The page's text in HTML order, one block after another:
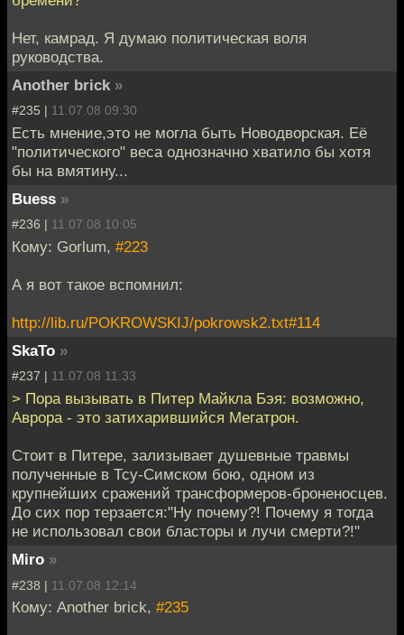
Нет, камрад. Я думаю политическая воля
руководства.
Another brick »
#235 | 11.07.08 09:30
Есть мнение,это не могла быть Новодворская. Её
"политического" веса однозначно хватило бы хотя
бы на вмятину...
Buess »
#236 | 11.07.08 10:05
Кому: Gorlum, #223
А я вот такое вспомнил:
http://lib.ru/POKROWSKIJ/pokrowsk2.txt#114
SkaTo »
#237 | 11.07.08 11:33
> Пора вызывать в Питер Майкла Бэя: возможно,
Аврора - это затихарившийся Мегатрон.
Стоит в Питере, зализывает душевные травмы
полученные в Тсу-Симском бою, одном из
крупнейших сражений трансформеров-броненосцев.
До сих пор терзается:"Ну почему?! Почему я тогда
не использовал свои бласторы и лучи смерти?!"
Miro »
#238 | 11.07.08 12:14
Кому: Another brick, #235